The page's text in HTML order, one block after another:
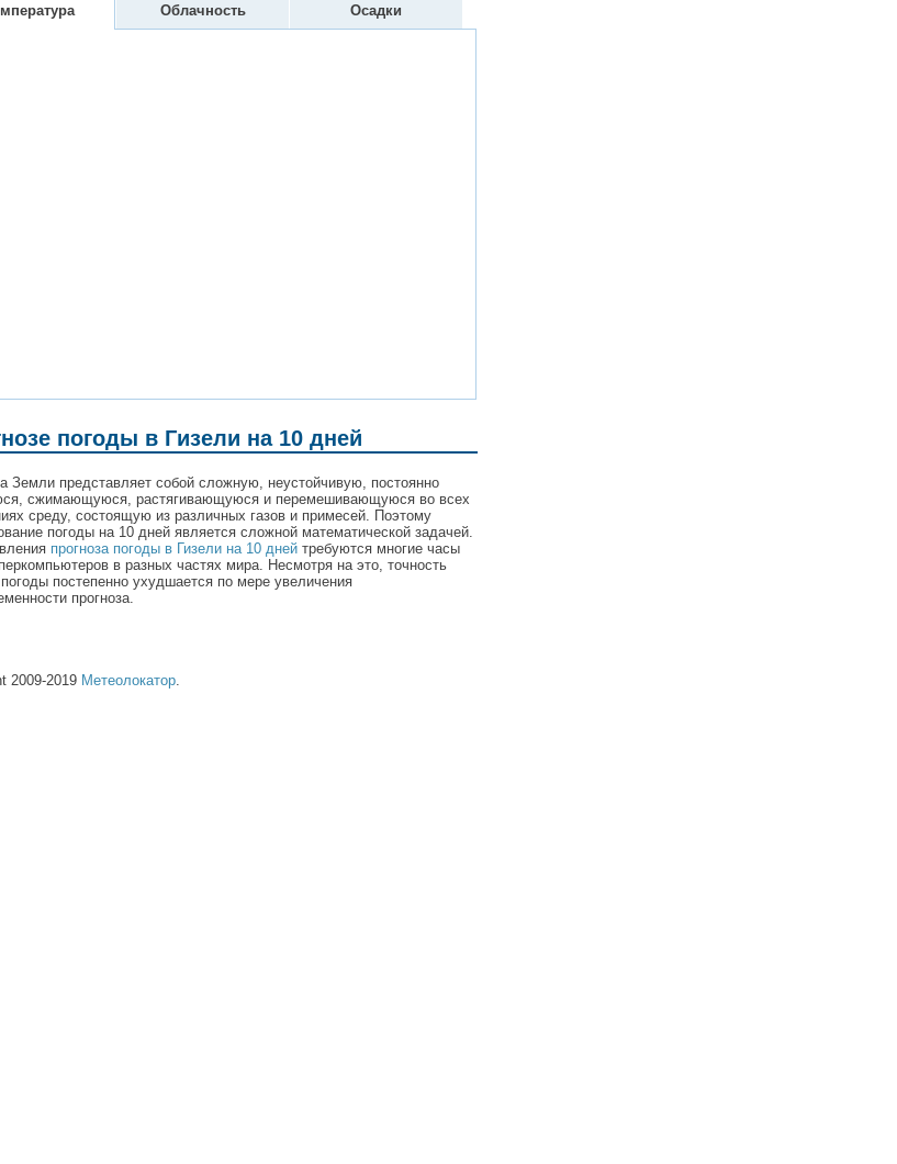
Облачность Осадки
погоды в Гизели на 10 дней
Земли представляет собой сложную, неустойчивую, постоянно
сжимающуюся, растягивающуюся и перемешивающуюся во всех
среду, состоящую из различных газов и примесей. Поэтому
погоды на 10 дней является сложной математической задачей.
прогноза погоды в Гизели на 10 дней требуются многие часы
в разных частях мира. Несмотря на это, точность
погоды постепенно ухудшается по мере увеличения
прогноза.
2009-2019 Метеолокатор